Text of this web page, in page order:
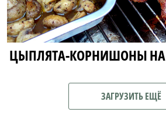
ЦЫПЛЯТА-КОРНИШОНЫ НА
ЗАГРУЗИТЬ ЕЩЁ